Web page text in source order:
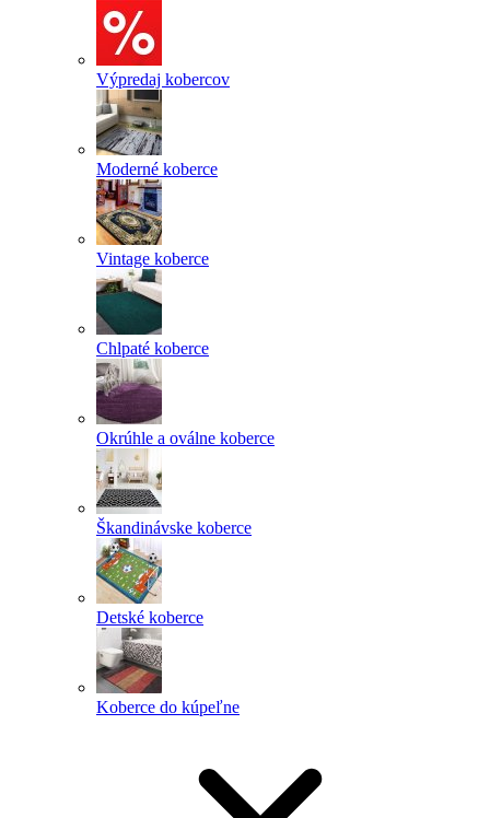
Výpredaj kobercov
Moderné koberce
Vintage koberce
Chlpaté koberce
Okrúhle a oválne koberce
Škandinávske koberce
Detské koberce
Koberce do kúpeľne